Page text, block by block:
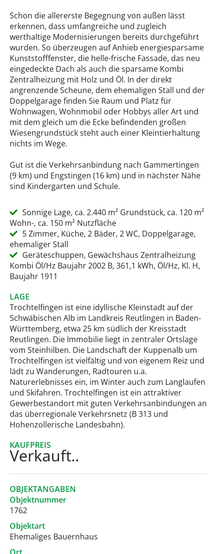
Schon die allererste Begegnung von außen lässt
erkennen, dass umfangreiche und zugleich
werthaltige Modernisierungen bereits durchgeführt
wurden. So überzeugen auf Anhieb energiesparsame
Kunststofffenster, die helle-frische Fassade, das neu
eingedeckte Dach als auch die sparsame Kombi
Zentralheizung mit Holz und Öl. In der direkt
angrenzende Scheune, dem ehemaligen Stall und der
Doppelgarage finden Sie Raum und Platz für
Wohnwagen, Wohnmobil oder Hobbys aller Art und
mit dem gleich um die Ecke befindenden großen
Wiesengrundstück steht auch einer Kleintierhaltung
nichts im Wege.
Gut ist die Verkehrsanbindung nach Gammertingen
(9 km) und Engstingen (16 km) und in nächster Nähe
sind Kindergarten und Schule.
Sonnige Lage, ca. 2.440 m² Grundstück, ca. 120 m²
Wohn-, ca. 150 m² Nutzfläche
5 Zimmer, Küche, 2 Bäder, 2 WC, Doppelgarage,
ehemaliger Stall
Geräteschuppen, Gewächshaus Zentralheizung
Kombi Öl/Hz Baujahr 2002 B, 361,1 kWh, Öl/Hz, Kl. H,
Baujahr 1911
LAGE
Trochtelfingen ist eine idyllische Kleinstadt auf der
Schwäbischen Alb im Landkreis Reutlingen in Baden-
Württemberg, etwa 25 km südlich der Kreisstadt
Reutlingen. Die Immobilie liegt in zentraler Ortslage
vom Steinhilben. Die Landschaft der Kuppenalb um
Trochtelfingen ist vielfältig und von eigenem Reiz und
lädt zu Wanderungen, Radtouren u.a.
Naturerlebnisses ein, im Winter auch zum Langlaufen
und Skifahren. Trochtelfingen ist ein attraktiver
Gewerbestandort mit guten Verkehrsanbindungen an
das überregionale Verkehrsnetz (B 313 und
Hohenzollerische Landesbahn).
KAUFPREIS
Verkauft..
OBJEKTANGABEN
Objektnummer
1762
Objektart
Ehemaliges Bauernhaus